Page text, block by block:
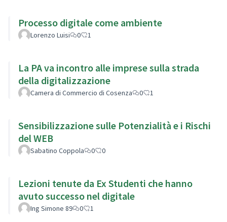
Processo digitale come ambiente
Lorenzo Luisi 0 1
La PA va incontro alle imprese sulla strada
della digitalizzazione
Camera di Commercio di Cosenza 0 1
Sensibilizzazione sulle Potenzialità e i Rischi
del WEB
Sabatino Coppola 0 0
Lezioni tenute da Ex Studenti che hanno
avuto successo nel digitale
Ing Simone 89 0 1